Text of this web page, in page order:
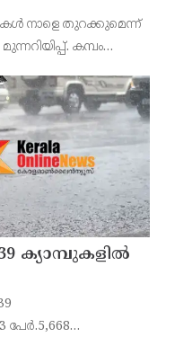
നാളെ തുറക്കുമെന്ന്
കമ്പം
ചടങ്ങിൽ തമിഴ്ന
ക്യാമ്പുകളിൽ
പേർ.5,668